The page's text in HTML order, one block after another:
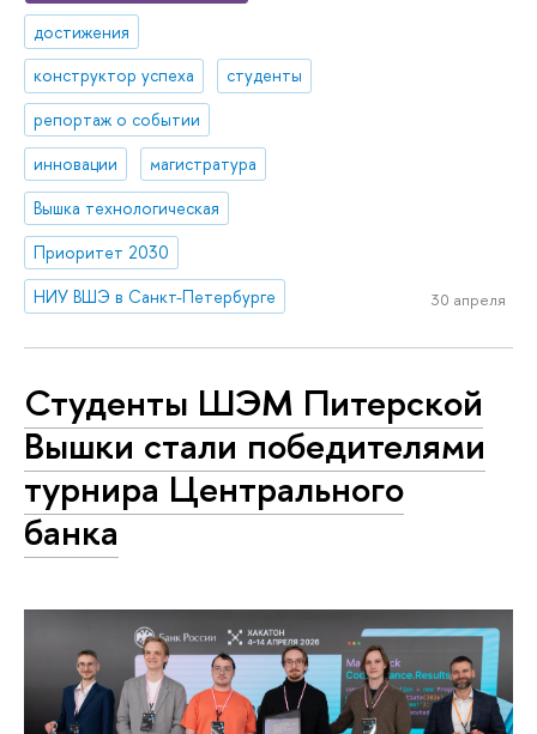
достижения
конструктор успеха
студенты
репортаж о событии
инновации
магистратура
Вышка технологическая
Приоритет 2030
НИУ ВШЭ в Санкт-Петербурге
30 апреля
Студенты ШЭМ Питерской
Вышки стали победителями
турнира Центрального
банка